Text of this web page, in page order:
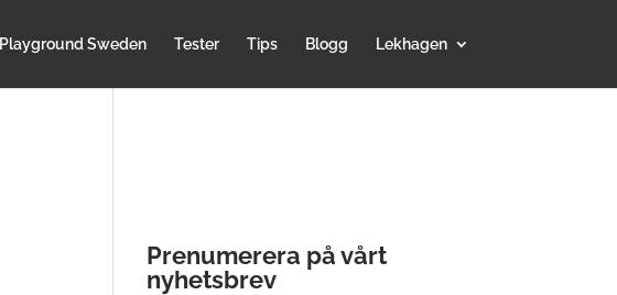
Playground Sweden Tester Tips Blogg Lekhagen
Prenumerera på vårt
nyhetsbrev